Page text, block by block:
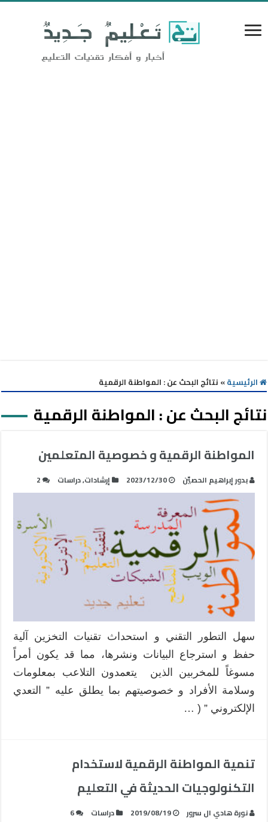
الرئيسية» نتائج البحث عن : المواطنة الرقمية
نتائج البحث عن :المواطنة الرقمية
المواطنة الرقمية و خصوصية المتعلمين
بدور إبراهيم الحصيّن 2023/12/30 إرشادات,دراسات 2
سهل التطور التقني و استحداث تقنيات التخزين آلية
حفظ و استرجاع البيانات ونشرها، مما قد يكون أمراً
مسوغاً للمخربين الذين يتعمدون التلاعب بمعلومات
وسلامة الأفراد و خصوصيتهم بما يطلق عليه ” التعدي
الإلكتروني ” ( …
تنمية المواطنة الرقمية لاستخدام
التكنولوجيات الحديثة في التعليم
نورة هادي ال سرور 2019/08/19 دراسات 6